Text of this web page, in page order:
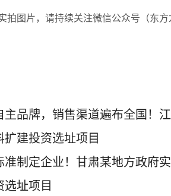
拍图片，请持续关注微信公众号（东
主品牌，销售渠道遍布全国！
建投资选址项目
准制定企业！甘肃某地方政府
选址项目